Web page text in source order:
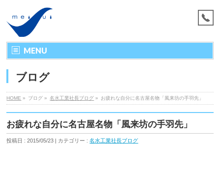
MENU
ブログ
HOME » ブログ » 名水工業社長ブログ » お疲れな自分に名古屋名物「風来坊の手羽先」
お疲れな自分に名古屋名物「風来坊の手羽先」
投稿日 : 2015/05/23 | カテゴリー :名水工業社長ブログ